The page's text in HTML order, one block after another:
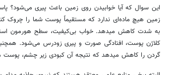
این سوال که آیا خوابیدن روی زمین باعث پیری می‌شود؟
زمین هیچ ماده‌ای ندارد که مستقیماً پوست شما را چروک
به شدت کاهش میدهد. خواب بی‌کیفیت، سطح هورمون
کلاژن پوست، افتادگی صورت و پیری زودرس می‌شود.
گردن را کاهش میدهد که نتیجه آن کبودی زیر چشم،